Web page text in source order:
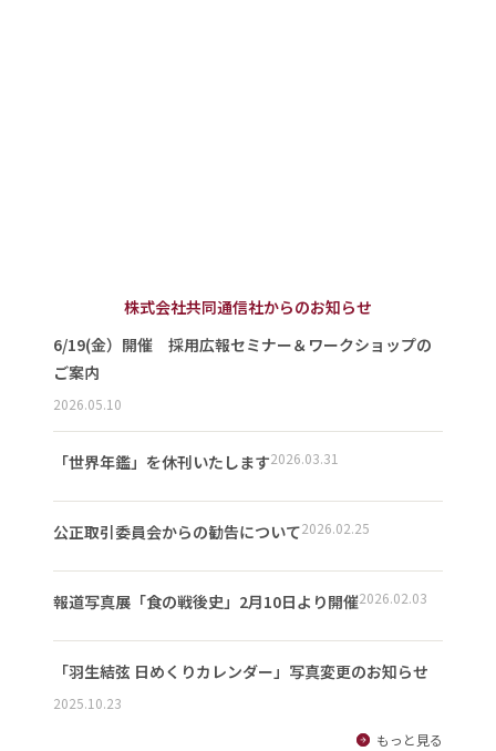
株式会社共同通信社からのお知らせ
6/19(金）開催 採用広報セミナー＆ワークショップの
ご案内
2026.05.10
「世界年鑑」を休刊いたします2026.03.31
公正取引委員会からの勧告について2026.02.25
報道写真展「食の戦後史」2月10日より開催2026.02.03
「羽生結弦 日めくりカレンダー」写真変更のお知らせ
2025.10.23
もっと見る